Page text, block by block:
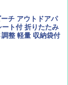
年9月号【特
して！
計・移動から読み
ント ブラックコ
ッシュ 3-4人用
ト エクルベージ
チ アウトドアパ
ト付 折りたたみ
整 軽量 収納袋付